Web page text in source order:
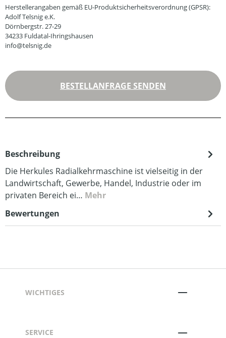
Herstellerangaben gemäß EU-Produktsicherheitsverordnung (GPSR):
Adolf Telsnig e.K.
Dörnbergstr. 27-29
34233 Fuldatal-Ihringshausen
info@telsnig.de
BESTELLANFRAGE SENDEN
Beschreibung
Die Herkules Radialkehrmaschine ist vielseitig in der
Landwirtschaft, Gewerbe, Handel, Industrie oder im
privaten Bereich ei… Mehr
Bewertungen
WICHTIGES
SERVICE